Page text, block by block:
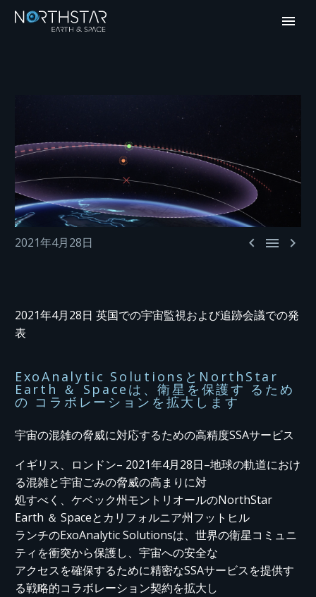
  
2021年4月28日
2021年4月28日 英国での宇宙監視および追跡会議での発
表
ExoAnalytic SolutionsとNorthStar
Earth ＆ Spaceは、衛星を保護す るため
の コラボレーションを拡大します
宇宙の混雑の脅威に対応するための高精度SSAサービス
イギリス、ロンドン– 2021年4月28日–地球の軌道におけ
る混雑と宇宙ごみの脅威の高まりに対
処すべく、ケベック州モントリオールのNorthStar
Earth ＆ Spaceとカリフォルニア州フットヒル
ランチのExoAnalytic Solutionsは、世界の衛星コミュニ
ティを衝突から保護し、宇宙への安全な
アクセスを確保するために精密なSSAサービスを提供す
る戦略的コラボレーション契約を拡大し